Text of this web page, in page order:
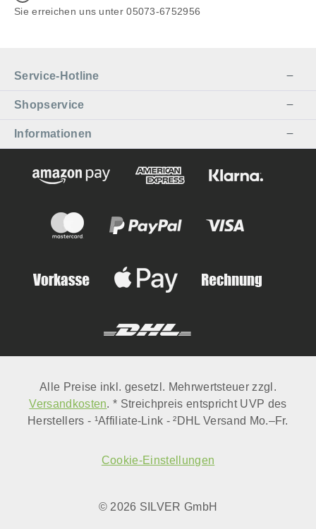
Sie erreichen uns unter 05073-6752956
Service-Hotline
Shopservice
Informationen
Alle Preise inkl. gesetzl. Mehrwertsteuer zzgl.
Versandkosten. * Streichpreis entspricht UVP des
Herstellers - ¹Affiliate-Link - ²DHL Versand Mo.–Fr.
Cookie-Einstellungen
© 2026 SILVER GmbH